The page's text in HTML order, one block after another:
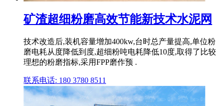
矿渣超细粉磨高效节能新技术水泥网
技术改造后,装机容量增加400kw,台时总产量提高,单位粉
磨电耗从度降低到度,超细粉吨电耗降低10度,取得了比较
理想的粉磨指标,采用FPP磨作预 .
联系电话: 180 3780 8511